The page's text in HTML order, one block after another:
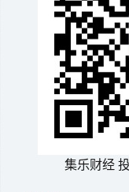
集乐财经